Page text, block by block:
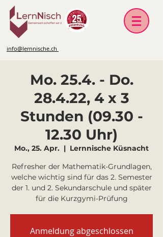
info@lernnische.ch
Mo. 25.4. - Do.
28.4.22, 4 x 3
Stunden (09.30 -
12.30 Uhr)
Mo., 25. Apr.
  |
Lernnische Küsnacht
Refresher der Mathematik-Grundlagen,
welche wichtig sind für das 2. Semester
der 1. und 2. Sekundarschule und später
für die Kurzgymi-Prüfung
Anmeldung abgeschlossen